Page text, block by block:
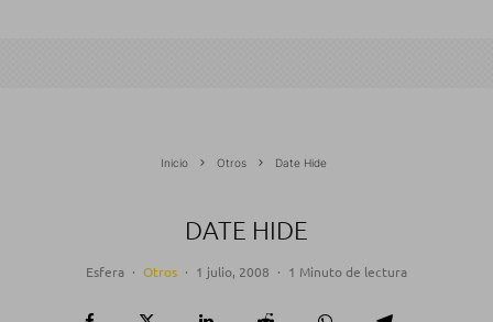
Inicio Otros Date Hide
DATE HIDE
Esfera · Otros · 1 julio, 2008 · 1 Minuto de lectura